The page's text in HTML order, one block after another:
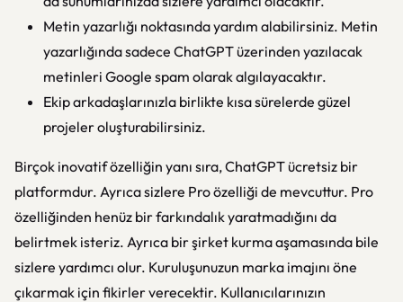
Metin yazarlığı noktasında yardım alabilirsiniz. Metin
yazarlığında sadece ChatGPT üzerinden yazılacak
metinleri Google spam olarak algılayacaktır.
Ekip arkadaşlarınızla birlikte kısa sürelerde güzel
projeler oluşturabilirsiniz.
Birçok inovatif özelliğin yanı sıra, ChatGPT ücretsiz bir
platformdur. Ayrıca sizlere Pro özelliği de mevcuttur. Pro
özelliğinden henüz bir farkındalık yaratmadığını da
belirtmek isteriz. Ayrıca bir şirket kurma aşamasında bile
sizlere yardımcı olur. Kuruluşunuzun marka imajını öne
çıkarmak için fikirler verecektir. Kullanıcılarınızın